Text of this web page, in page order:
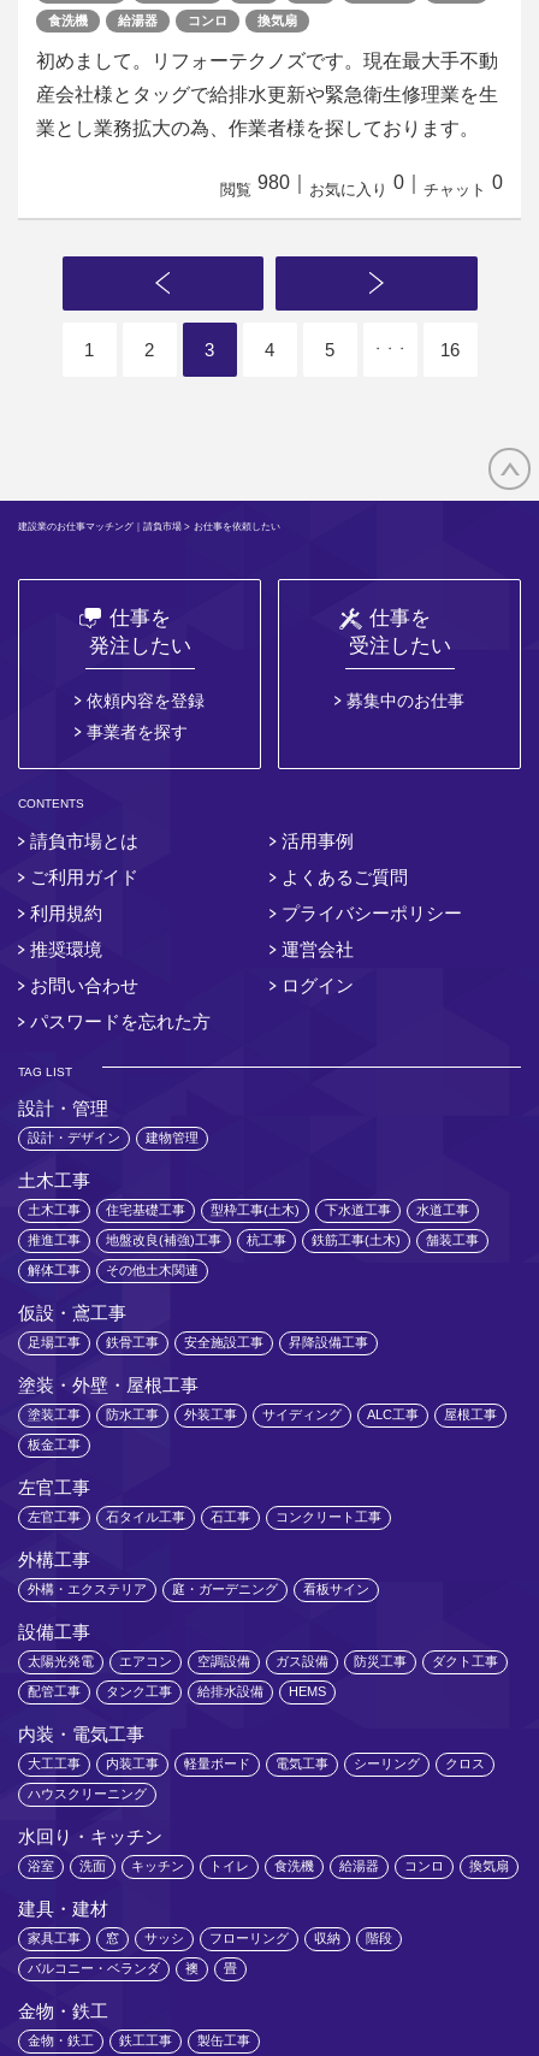
食洗機
給湯器 コンロ 換気扇
初めまして。リフォーテクノズです。現在最大手不動
産会社様とタッグで給排水更新や緊急衛生修理業を生
業とし業務拡大の為、作業者様を探しております。
閲覧 980 お気に入り 0 チャット 0
1 2 3 4 5 ・・・ 16
建設業のお仕事マッチング｜請負市場 > お仕事を依頼したい
仕事を
発注したい
依頼内容を登録
事業者を探す
仕事を
受注したい
募集中のお仕事
CONTENTS
請負市場とは
活用事例
ご利用ガイド
よくあるご質問
利用規約
プライバシーポリシー
推奨環境
運営会社
お問い合わせ
ログイン
パスワードを忘れた方
TAG LIST
設計・管理
設計・デザイン 建物管理
土木工事
土木工事 住宅基礎工事 型枠工事(土木) 下水道工事 水道工事
推進工事 地盤改良(補強)工事 杭工事 鉄筋工事(土木) 舗装工事
解体工事 その他土木関連
仮設・鳶工事
足場工事 鉄骨工事 安全施設工事 昇降設備工事
塗装・外壁・屋根工事
塗装工事 防水工事 外装工事 サイディング ALC工事 屋根工事
板金工事
左官工事
左官工事 石タイル工事 石工事 コンクリート工事
外構工事
外構・エクステリア 庭・ガーデニング 看板サイン
設備工事
太陽光発電 エアコン 空調設備 ガス設備 防災工事 ダクト工事
配管工事 タンク工事 給排水設備 HEMS
内装・電気工事
大工工事 内装工事 軽量ボード 電気工事 シーリング クロス
ハウスクリーニング
水回り・キッチン
浴室 洗面 キッチン トイレ 食洗機 給湯器 コンロ 換気扇
建具・建材
家具工事 窓 サッシ フローリング 収納 階段
バルコニー・ベランダ 襖 畳
金物・鉄工
金物・鉄工 鉄工工事 製缶工事